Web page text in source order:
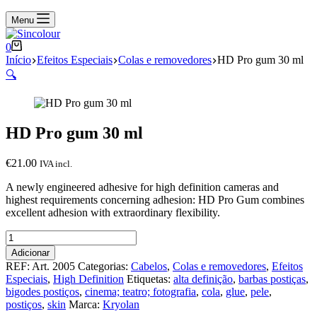
Menu
Carrinho
de
compras
0
Início Efeitos Especiais Colas e removedores HD Pro gum 30 ml
🔍
HD Pro gum 30 ml
€21.00 IVA incl.
A newly engineered adhesive for high definition cameras and
highest requirements concerning adhesion: HD Pro Gum combines
excellent adhesion with extraordinary flexibility.
Quantidade
de
HD
Pro
gum
30
ml
Adicionar
REF: Art. 2005 Categorias: Cabelos, Colas e removedores, Efeitos
Especiais, High Definition Etiquetas: alta definição, barbas postiças,
bigodes postiços, cinema; teatro; fotografia, cola, glue, pele,
postiços, skin Marca: Kryolan